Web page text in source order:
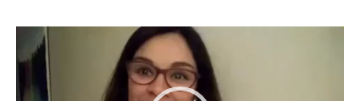
Reproductor
vídeo